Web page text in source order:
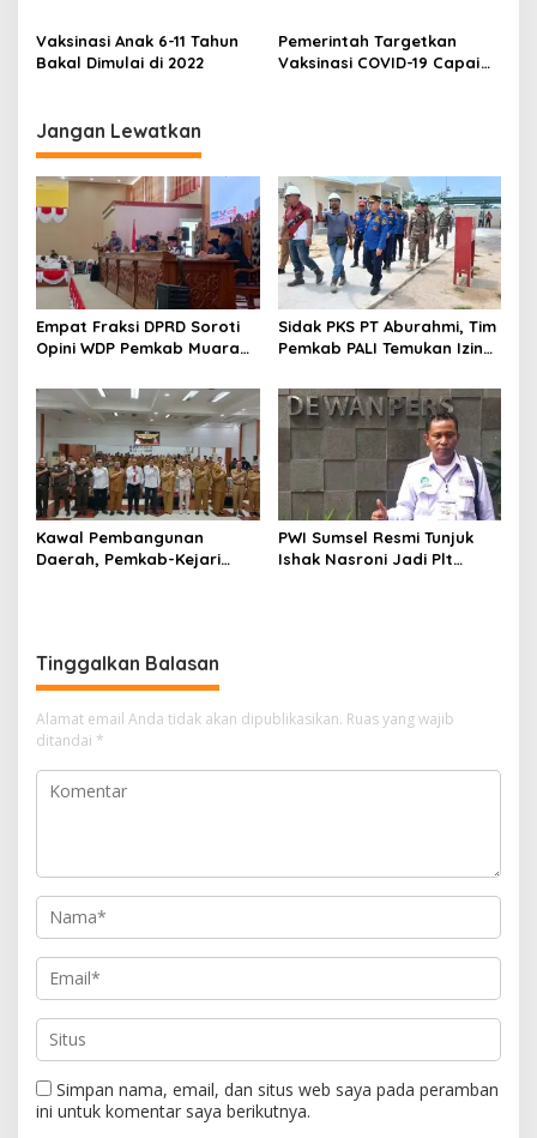
Nasional Tahun 2021
Vaksinasi Anak 6-11 Tahun
Bakal Dimulai di 2022
Pemerintah Targetkan
Vaksinasi COVID-19 Capai
Jangan Lewatkan
Empat Fraksi DPRD Soroti
Opini WDP Pemkab Muara
Kelola Keuangan
Sidak PKS PT Aburahmi, Tim
Pemkab PALI Temukan Izin
Kawal Pembangunan
Daerah, Pemkab-Kejari
PWI Sumsel Resmi Tunjuk
Ishak Nasroni Jadi Plt
Tinggalkan Balasan
Alamat email Anda tidak akan dipublikasikan. Ruas yang wajib
ditandai *
Simpan nama, email, dan situs web saya pada peramban
ini untuk komentar saya berikutnya.